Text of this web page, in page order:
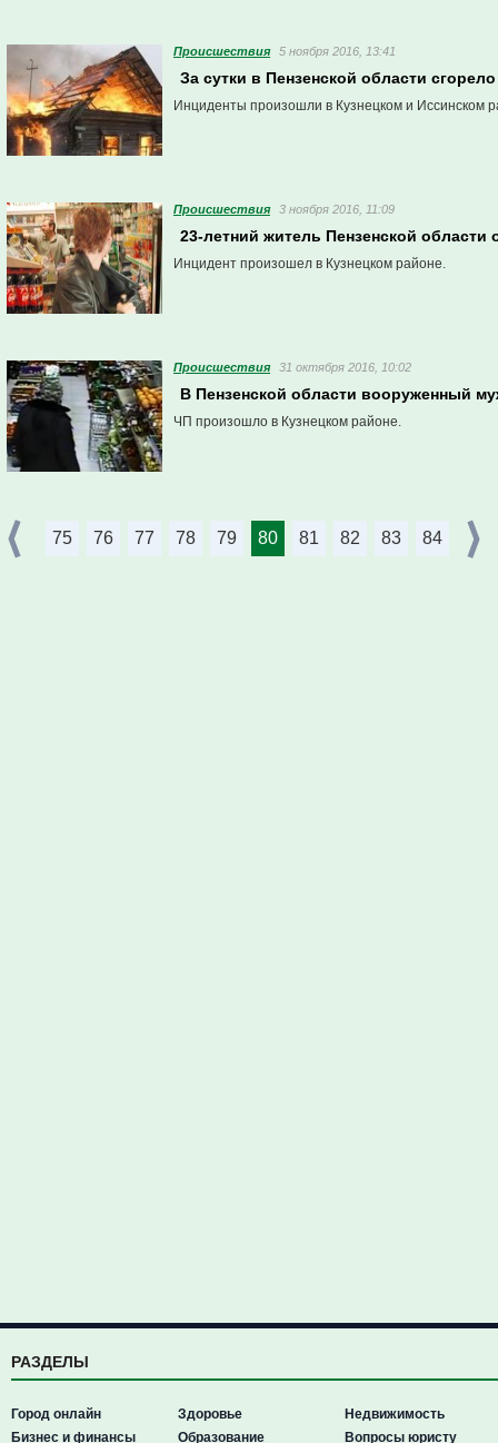
Проиcшествия 5 ноября 2016, 13:41
За сутки в Пензенской области
Инциденты произошли в Кузнецком и Иссинском
Проиcшествия 3 ноября 2016, 11:09
23-летний житель Пензенской области
Инцидент произошел в Кузнецком районе.
Проиcшествия 31 октября 2016, 10:02
В Пензенской области вооруженный
ЧП произошло в Кузнецком районе.
75 76 77 78 79 80 81 82 83 84
РАЗДЕЛЫ
Город онлайн
Бизнес и финансы
Здоровье
Образование
Недвижимость
Вопросы юристу